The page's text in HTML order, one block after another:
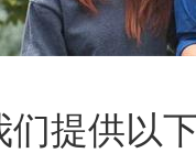
们提供以